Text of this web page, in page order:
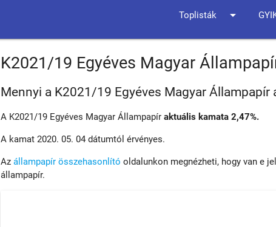
Toplisták arrow_drop_down
K2021/19 Egyéves Magyar
Mennyi a K2021/19 Egyéves Magyar Állampapír
A K2021/19 Egyéves Magyar Állampapíraktuális kamata 2,47%.
A kamat 2020. 05. 04 dátumtól érvényes.
Azállampapír összehasonlító oldalunkon megnézheti, hogy van e
állampapír.